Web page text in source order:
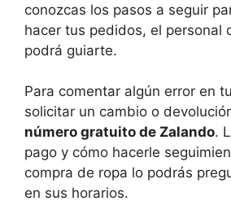
conozcas los pasos a seguir
hacer tus pedidos, el personal
podrá guiarte.
Para comentar algún error en
solicitar un cambio o
número gratuito de Zalando.
pago y cómo hacerle
compra de ropa lo podrás
en sus horarios.